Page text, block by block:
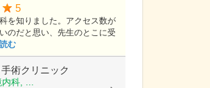
5
を知りました。アクセス数が
のだと思い、先生のとこに受
む
術クリニック
内科, ...